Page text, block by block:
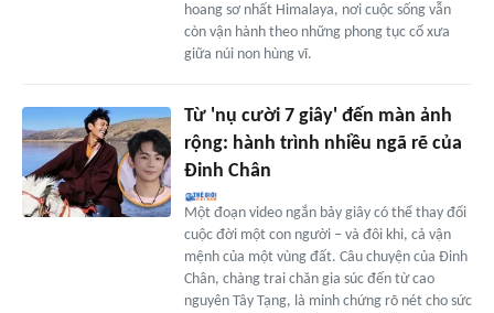
hoang sơ nhất Himalaya, nơi cuộc sống vẫn
còn vận hành theo những phong tục cổ xưa
giữa núi non hùng vĩ.
Từ 'nụ cười 7 giây' đến màn ảnh
rộng: hành trình nhiều ngã rẽ của
Đinh Chân
Một đoạn video ngắn bảy giây có thể thay đổi
cuộc đời một con người – và đôi khi, cả vận
mệnh của một vùng đất. Câu chuyện của Đinh
Chân, chàng trai chăn gia súc đến từ cao
nguyên Tây Tạng, là minh chứng rõ nét cho sức